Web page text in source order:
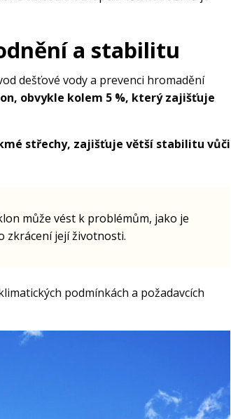
a stabilitu
dešťové vody a prevenci hromadění
obvykle kolem 5 %, který zajišťuje
střechy, zajišťuje větší stabilitu vůči
může vést k problémům, jako je
zkrácení její životnosti.
podmínkách a požadavcích